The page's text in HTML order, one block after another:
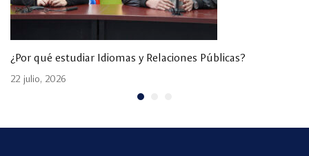
¿Por qué estudiar Idiomas y Relaciones Públicas?
22 julio, 2026